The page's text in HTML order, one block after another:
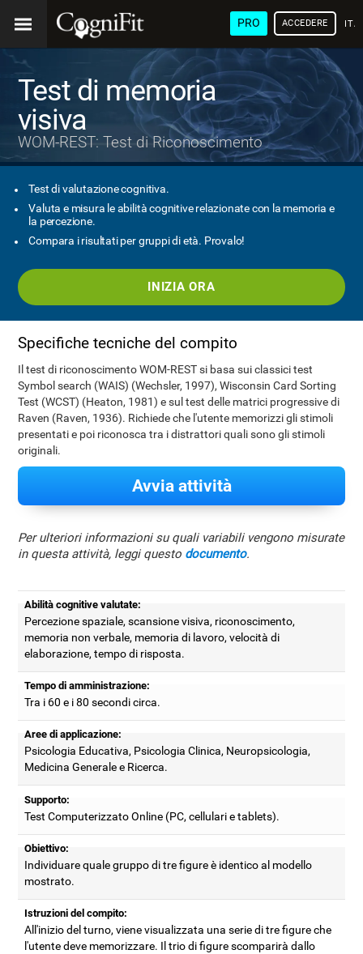
PRO ACCEDERE
Test di memoria
visiva
WOM-REST: Test di Riconoscimento
Test di valutazione cognitiva.
Valuta e misura le abilità cognitive relazionate con la memoria e
la percezione.
Compara i risultati per gruppi di età. Provalo!
INIZIA ORA
Specifiche tecniche del compito
Il test di riconoscimento WOM-REST si basa sui classici test
Symbol search (WAIS) (Wechsler, 1997), Wisconsin Card Sorting
Test (WCST) (Heaton, 1981) e sul test delle matrici progressive di
Raven (Raven, 1936). Richiede che l'utente memorizzi gli stimoli
presentati e poi riconosca tra i distrattori quali sono gli stimoli
originali.
Avvia attività
Per ulteriori informazioni su quali variabili vengono misurate
in questa attività, leggi questo documento.
Abilità cognitive valutate:
Percezione spaziale, scansione visiva, riconoscimento,
memoria non verbale, memoria di lavoro, velocità di
elaborazione, tempo di risposta.
Tempo di amministrazione:
Tra i 60 e i 80 secondi circa.
Aree di applicazione:
Psicologia Educativa, Psicologia Clinica, Neuropsicologia,
Medicina Generale e Ricerca.
Supporto:
Test Computerizzato Online (PC, cellulari e tablets).
Obiettivo:
Individuare quale gruppo di tre figure è identico al modello
mostrato.
Istruzioni del compito:
All'inizio del turno, viene visualizzata una serie di tre figure che
l'utente deve memorizzare. Il trio di figure scomparirà dallo